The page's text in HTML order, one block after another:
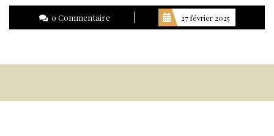
la
suite
0 Commentaire 27 février 2025